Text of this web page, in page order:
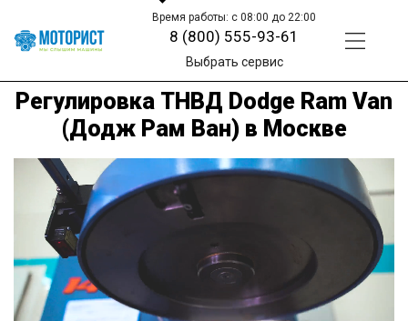
Время работы: с 08:00 до 22:00
8 (800) 555-93-61
Выбрать сервис
Регулировка ТНВД Dodge Ram Van
(Додж Рам Ван) в Москве